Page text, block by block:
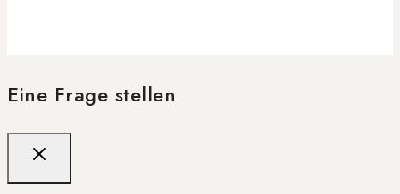
Eine Frage stellen